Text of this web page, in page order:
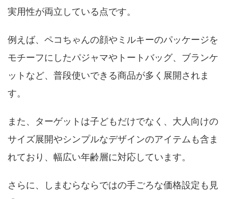
実用性が両立している点です。
例えば、ペコちゃんの顔やミルキーのパッケージを
モチーフにしたパジャマやトートバッグ、ブランケ
ットなど、普段使いできる商品が多く展開されま
す。
また、ターゲットは子どもだけでなく、大人向けの
サイズ展開やシンプルなデザインのアイテムも含ま
れており、幅広い年齢層に対応しています。
さらに、しまむらならではの手ごろな価格設定も見